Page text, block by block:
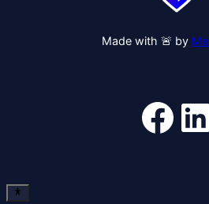
Made with 🚨 by